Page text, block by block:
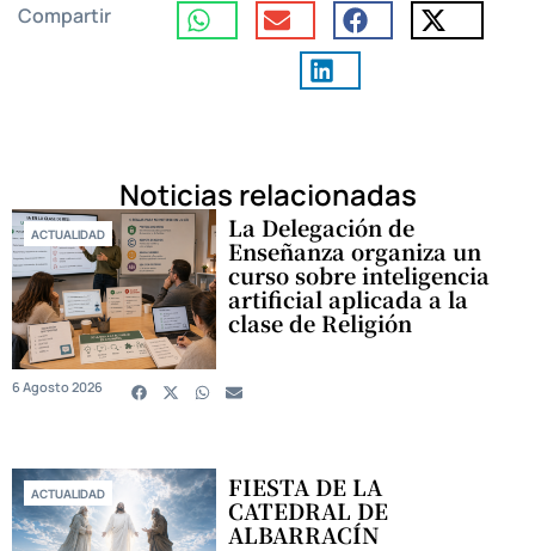
Compartir
Noticias relacionadas
ACTUALIDAD La Delegación de
Enseñanza organiza un
curso sobre inteligencia
artificial aplicada a la
clase de Religión
6 Agosto 2026
ACTUALIDAD FIESTA DE LA
CATEDRAL DE
ALBARRACÍN